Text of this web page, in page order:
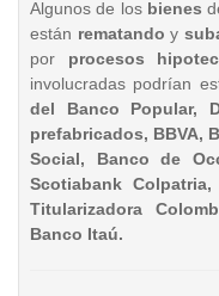
Algunos de los bienes
están rematando y
por procesos
involucradas podrían
del Banco Popular,
prefabricados, BBVA,
Social, Banco de
Scotiabank
Titularizadora
Banco Itaú.